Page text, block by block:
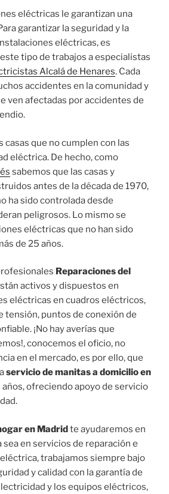
eléctricas le garantizan una
garantizar la seguridad y la
eléctricas, es
tipo de trabajos a especialistas
Alcalá de Henares. Cada
accidentes en la comunidad y
ven afectadas por accidentes de
casas que no cumplen con las
eléctrica. De hecho, como
sabemos que las casas y
antes de la década de 1970,
ha sido controlada desde
peligrosos. Lo mismo se
eléctricas que no han sido
de 25 años.
Reparaciones del
activos y dispuestos en
eléctricas en cuadros eléctricos,
tensión, puntos de conexión de
¡No hay averías que
conocemos el oficio, no
en el mercado, es por ello, que
servicio de manitas a domicilio en
años, ofreciendo apoyo de servicio
en Madridte ayudaremos en
sea en servicios de reparación e
trabajamos siempre bajo
y calidad con la garantía de
y los equipos eléctricos,